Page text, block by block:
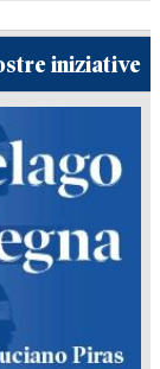
iniziative